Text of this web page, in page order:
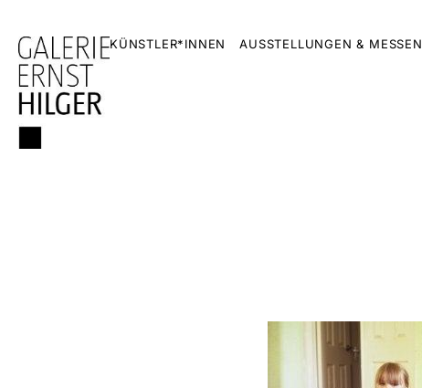
KÜNSTLER*INNEN AUSSTELLUNGEN & MESSEN